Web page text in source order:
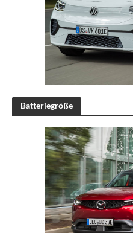
Batteriegröße